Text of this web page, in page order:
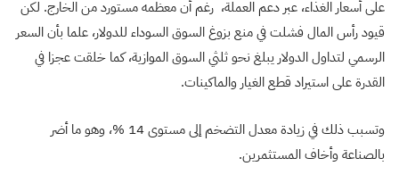
على أسعار الغذاء، عبر دعم العملة، رغم أن معظمه مستورد من الخارج. لكن
قيود رأس المال فشلت في منع بزوغ السوق السوداء للدولار، علما بأن السعر
الرسمي لتداول الدولار يبلغ نحو ثلثي السوق الموازية، كما خلقت عجزا في
القدرة على استيراد قطع الغيار والماكينات.
وتسبب ذلك في زيادة معدل التضخم إلى مستوى 14 %، وهو ما أضر
بالصناعة وأخاف المستثمرين.